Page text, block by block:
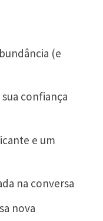
(e
confiança
e um
na conversa
nova